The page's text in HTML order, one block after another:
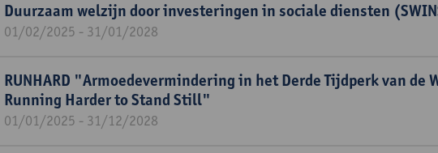
Duurzaam welzijn door investeringen in sociale diensten
01/02/2025 - 31/01/2028
RUNHARD "Armoedevermindering in het Derde Tijdperk van de
Running Harder to Stand Still"
01/01/2025 - 31/12/2028